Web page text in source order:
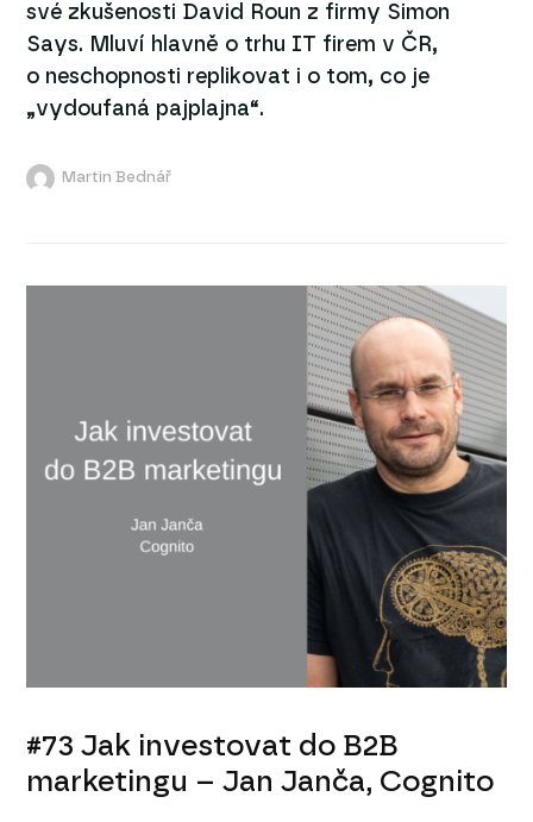
své zkušenosti David Roun z firmy Simon
Says. Mluví hlavně o trhu IT firem v ČR,
o neschopnosti replikovat i o tom, co je
„vydoufaná pajplajna“.
Martin Bednář
#73 Jak investovat do B2B
marketingu – Jan Janča, Cognito